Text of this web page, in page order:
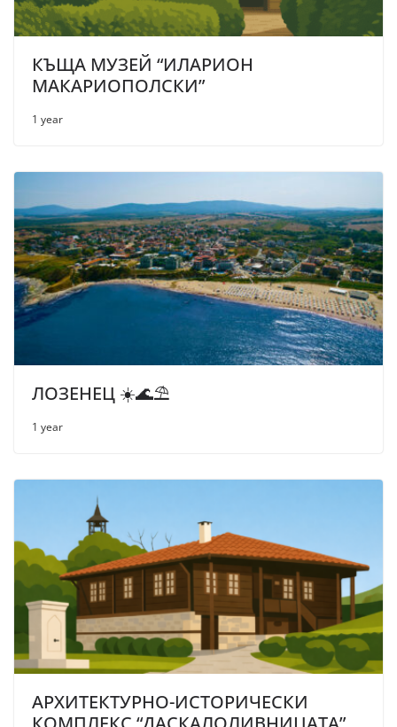
КЪЩА МУЗЕЙ “ИЛАРИОН
МАКАРИОПОЛСКИ”
1 year
ЛОЗЕНЕЦ ☀️🌊⛱
1 year
АРХИТЕКТУРНО-ИСТОРИЧЕСКИ